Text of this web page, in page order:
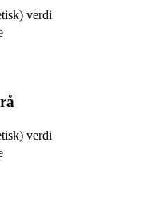
verdi
verdi